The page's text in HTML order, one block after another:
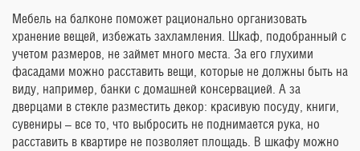
Мебель на балконе поможет рационально организовать
хранение вещей, избежать захламления. Шкаф, подобранный с
учетом размеров, не займет много места. За его глухими
фасадами можно расставить вещи, которые не должны быть на
виду, например, банки с домашней консервацией. А за
дверцами в стекле разместить декор: красивую посуду, книги,
сувениры – все то, что выбросить не поднимается рука, но
расставить в квартире не позволяет площадь. В шкафу можно